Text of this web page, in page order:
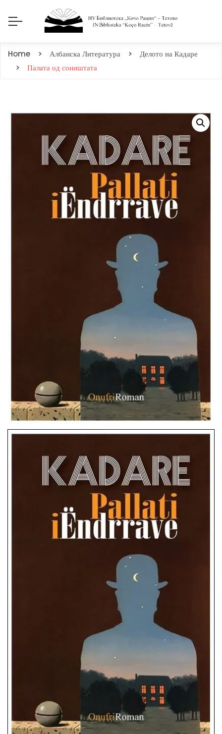
Home Албанска Литература
Делото на Кадаре
Палата од соништата